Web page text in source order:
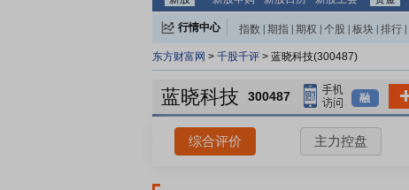
行情中心 指数 期指 期权 个股 板块 排行
东方财富网 > 千股千评 > 蓝晓科技(300487)
蓝晓科技 300487 融
综合评价 主力控盘